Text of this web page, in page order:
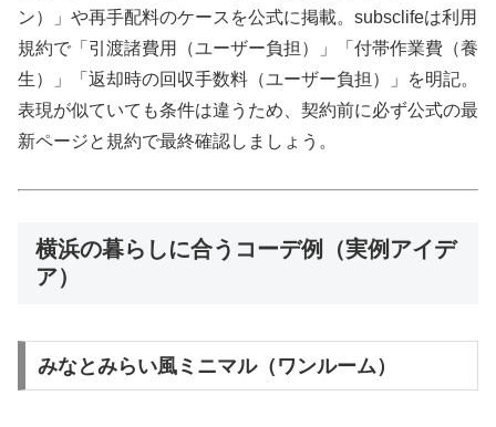
ン）」や再手配料のケースを公式に掲載。subsclifeは利用
規約で「引渡諸費用（ユーザー負担）」「付帯作業費（養
生）」「返却時の回収手数料（ユーザー負担）」を明記。
表現が似ていても条件は違うため、契約前に必ず公式の最
新ページと規約で最終確認しましょう。
横浜の暮らしに合うコーデ例（実例アイデ
ア）
みなとみらい風ミニマル（ワンルーム）